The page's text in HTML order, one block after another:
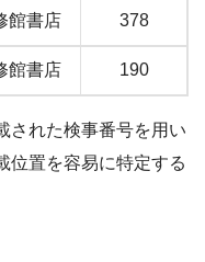
館書店 378
館書店 190
された検事番号を用い
位置を容易に特定する